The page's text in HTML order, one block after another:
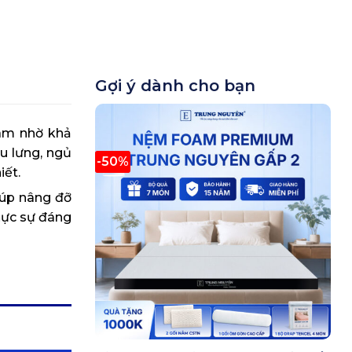
nhờ khả
lưng, ngủ
nâng đỡ
sự đáng
Gợi ý dành cho bạn
-50%